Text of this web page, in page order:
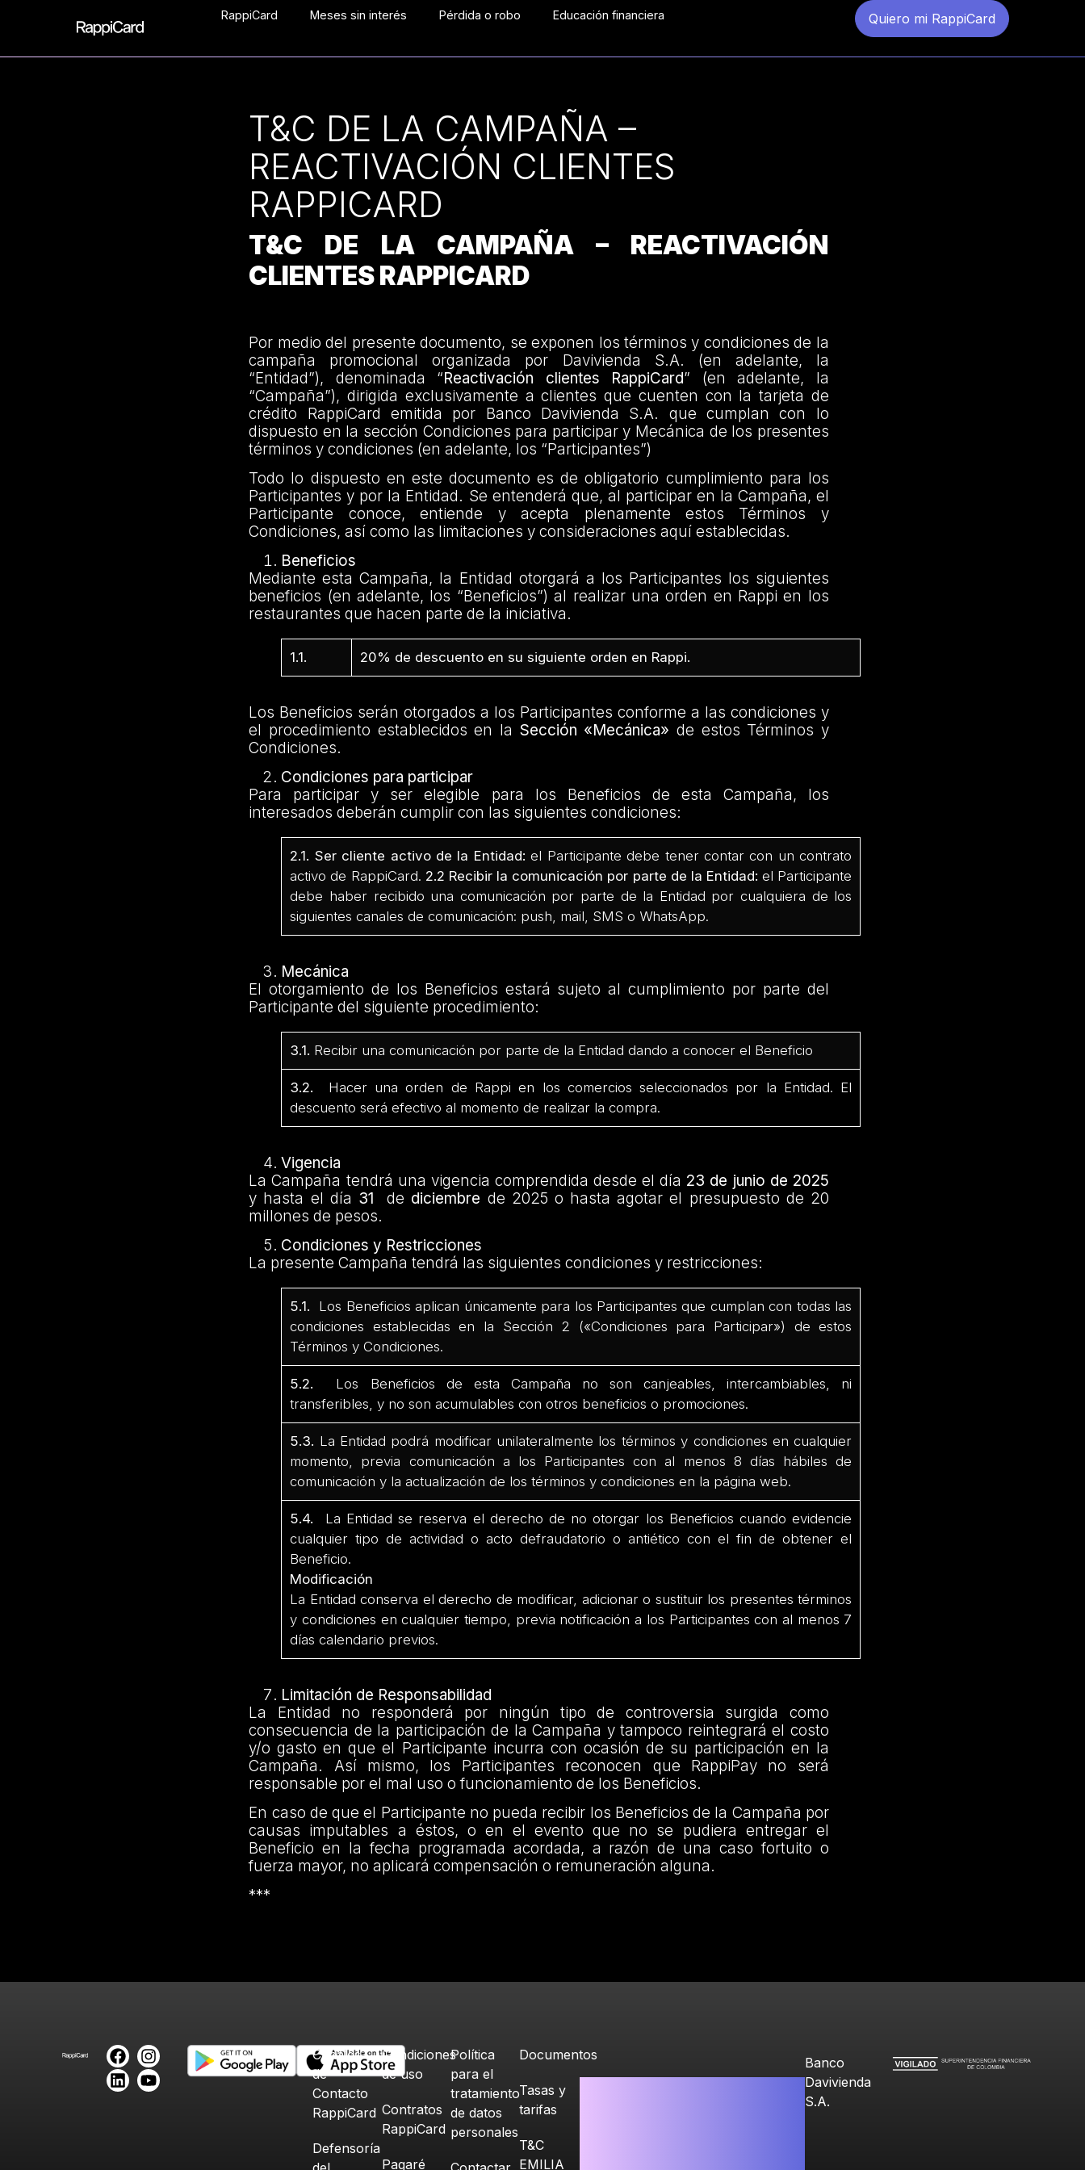
RappiCard Meses sin interés Pérdida o robo Educación financiera Quiero mi RappiCard
T&C DE LA CAMPAÑA –
REACTIVACIÓN CLIENTES
RAPPICARD
T&C DE LA CAMPAÑA – REACTIVACIÓN
CLIENTES RAPPICARD
Por medio del presente documento, se exponen los términos y condiciones de la
campaña promocional organizada por Davivienda S.A. (en adelante, la
“Entidad”), denominada “Reactivación clientes RappiCard” (en adelante, la
“Campaña”), dirigida exclusivamente a clientes que cuenten con la tarjeta de
crédito RappiCard emitida por Banco Davivienda S.A. que cumplan con lo
dispuesto en la sección Condiciones para participar y Mecánica de los presentes
términos y condiciones (en adelante, los “Participantes”)
Todo lo dispuesto en este documento es de obligatorio cumplimiento para los
Participantes y por la Entidad. Se entenderá que, al participar en la Campaña, el
Participante conoce, entiende y acepta plenamente estos Términos y
Condiciones, así como las limitaciones y consideraciones aquí establecidas.
Beneficios
Mediante esta Campaña, la Entidad otorgará a los Participantes los siguientes
beneficios (en adelante, los “Beneficios”) al realizar una orden en Rappi en los
restaurantes que hacen parte de la iniciativa.
1.1. 20% de descuento en su siguiente orden en Rappi.
Los Beneficios serán otorgados a los Participantes conforme a las condiciones y
el procedimiento establecidos en la Sección «Mecánica» de estos Términos y
Condiciones.
Condiciones para participar
Para participar y ser elegible para los Beneficios de esta Campaña, los
interesados deberán cumplir con las siguientes condiciones:
2.1. Ser cliente activo de la Entidad:el Participante debe tener contar con un contrato
activo de RappiCard. 2.2 Recibir la comunicación por parte de la Entidad:el Participante
debe haber recibido una comunicación por parte de la Entidad por cualquiera de los
siguientes canales de comunicación: push, mail, SMS o WhatsApp.
Mecánica
El otorgamiento de los Beneficios estará sujeto al cumplimiento por parte del
Participante del siguiente procedimiento:
3.1. Recibir una comunicación por parte de la Entidad dando a conocer el Beneficio
3.2. Hacer una orden de Rappi en los comercios seleccionados por la Entidad. El
descuento será efectivo al momento de realizar la compra.
Vigencia
La Campaña tendrá una vigencia comprendida desde el día 23 de junio de 2025
y hasta el día 31 de diciembre de 2025 o hasta agotar el presupuesto de 20
millones de pesos.
Condiciones y Restricciones
La presente Campaña tendrá las siguientes condiciones y restricciones:
5.1. Los Beneficios aplican únicamente para los Participantes que cumplan con todas las
condiciones establecidas en la Sección 2 («Condiciones para Participar») de estos
Términos y Condiciones.
5.2. Los Beneficios de esta Campaña no son canjeables, intercambiables, ni
transferibles, y no son acumulables con otros beneficios o promociones.
5.3. La Entidad podrá modificar unilateralmente los términos y condiciones en cualquier
momento, previa comunicación a los Participantes con al menos 8 días hábiles de
comunicación y la actualización de los términos y condiciones en la página web.
5.4.
La Entidad se reserva el derecho de no otorgar los Beneficios cuando evidencie
cualquier tipo de actividad o acto defraudatorio o antiético con el fin de obtener el
Beneficio.
Modificación
La Entidad conserva el derecho de modificar, adicionar o sustituir los presentes términos
y condiciones en cualquier tiempo, previa notificación a los Participantes con al menos 7
días calendario previos.
Limitación de Responsabilidad
La Entidad no responderá por ningún tipo de controversia surgida como
consecuencia de la participación de la Campaña y tampoco reintegrará el costo
y/o gasto en que el Participante incurra con ocasión de su participación en la
Campaña. Así mismo, los Participantes reconocen que RappiPay no será
responsable por el mal uso o funcionamiento de los Beneficios.
En caso de que el Participante no pueda recibir los Beneficios de la Campaña por
causas imputables a éstos, o en el evento que no se pudiera entregar el
Beneficio en la fecha programada acordada, a razón de una caso fortuito o
fuerza mayor, no aplicará compensación o remuneración alguna.
***
Canales
de
Contacto
RappiCard
Defensoría
Condiciones
de uso
Contratos
RappiCard
Pagaré
Política
para el
tratamiento
de datos
personales
Documentos
Tasas y
tarifas
T&C
EMILIA
Banco
Davivienda
S.A.